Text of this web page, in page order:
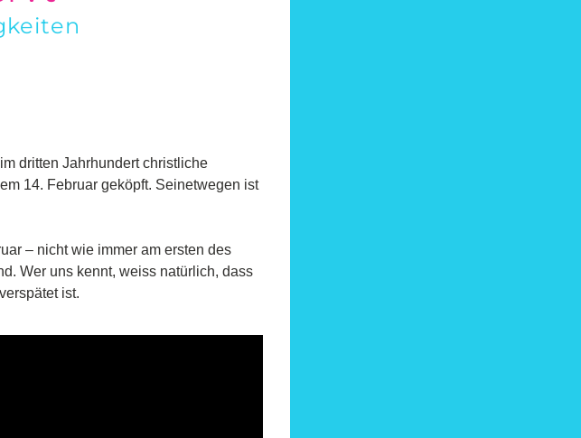
n
14. Februar geköpft. Seinetwegen ist
– nicht wie immer am ersten des
Wer uns kennt, weiss natürlich, dass
ist.